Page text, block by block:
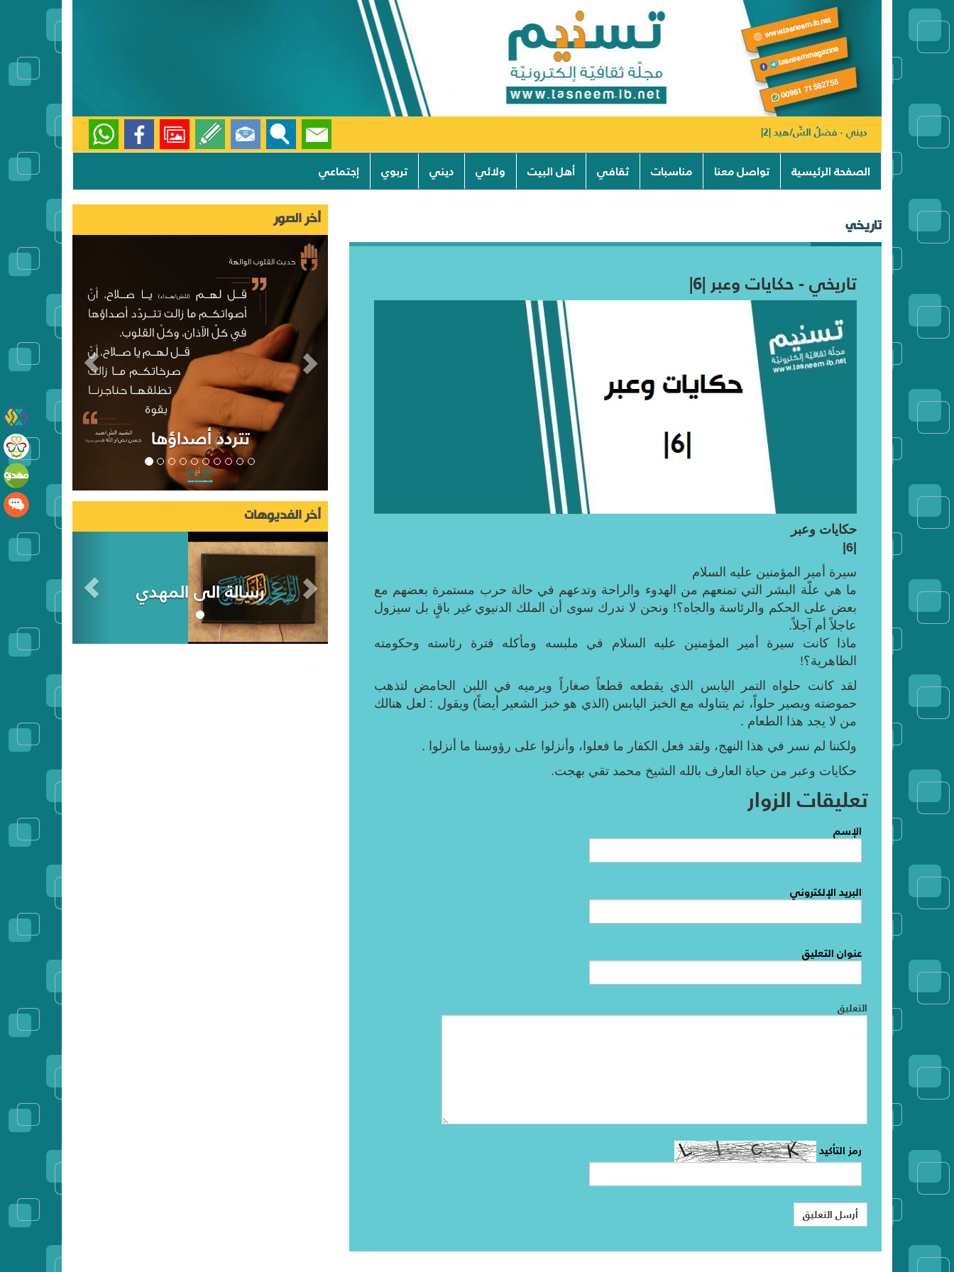
ديني - فضلُ الشّ/هيد |2|
الصفحة الرئيسية تواصل معنا إجتماعي تربوي ديني ولائي أهل البيت ثقافي مناسبات
تاريخي
تاريخي - حكايات وعبر |6|
حكايات وعبر
|6|
سيرة أمير المؤمنين عليه السلام
ما هي علّة البشر التي تمنعهم من الهدوء والراحة وتدعهم في حالة حرب مستمرة بعضهم مع
بعض على الحكم والرئاسة والجاه؟! ونحن لا ندرك سوى أن الملك الدنيوي غير باقٍ بل سيزول
عاجلاً أم آجلاً.
ماذا كانت سيرة أمير المؤمنين عليه السلام في ملبسه ومأكله فترة رئاسته وحكومته
الظاهرية؟!
لقد كانت حلواه التمر اليابس الذي يقطعه قطعاً صغاراً ويرميه في اللبن الحامض لتذهب
حموضته ويصير حلواً، ثم يتناوله مع الخبز اليابس (الذي هو خبز الشعير أيضاً) ويقول : لعل هنالك
من لا يجد هذا الطعام .
ولكننا لم نسر في هذا النهج، ولقد فعل الكفار ما فعلوا، وأنزلوا على رؤوسنا ما أنزلوا .
حكايات وعبر من حياة العارف بالله الشيخ محمد تقي بهجت.
تعليقات الزوار
الإسم
البريد الإلكتروني
عنوان التعليق
التعليق
رمز التأكيد
أخر الصور
تتردد أصداؤها
أخر الفديوهات
رسالة الى المهدي